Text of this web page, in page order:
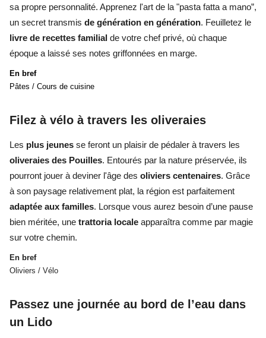
sa propre personnalité. Apprenez l'art de la "pasta fatta a mano”,
un secret transmis de génération en génération. Feuilletez le
livre de recettes familial de votre chef privé, où chaque
époque a laissé ses notes griffonnées en marge.
En bref
Pâtes / Cours de cuisine
Filez à vélo à travers les oliveraies
Les plus jeunes se feront un plaisir de pédaler à travers les
oliveraies des Pouilles. Entourés par la nature préservée, ils
pourront jouer à deviner l'âge des oliviers centenaires. Grâce
à son paysage relativement plat, la région est parfaitement
adaptée aux familles. Lorsque vous aurez besoin d’une pause
bien méritée, une trattoria locale apparaîtra comme par magie
sur votre chemin.
En bref
Oliviers / Vélo
Passez une journée au bord de l’eau dans
un Lido